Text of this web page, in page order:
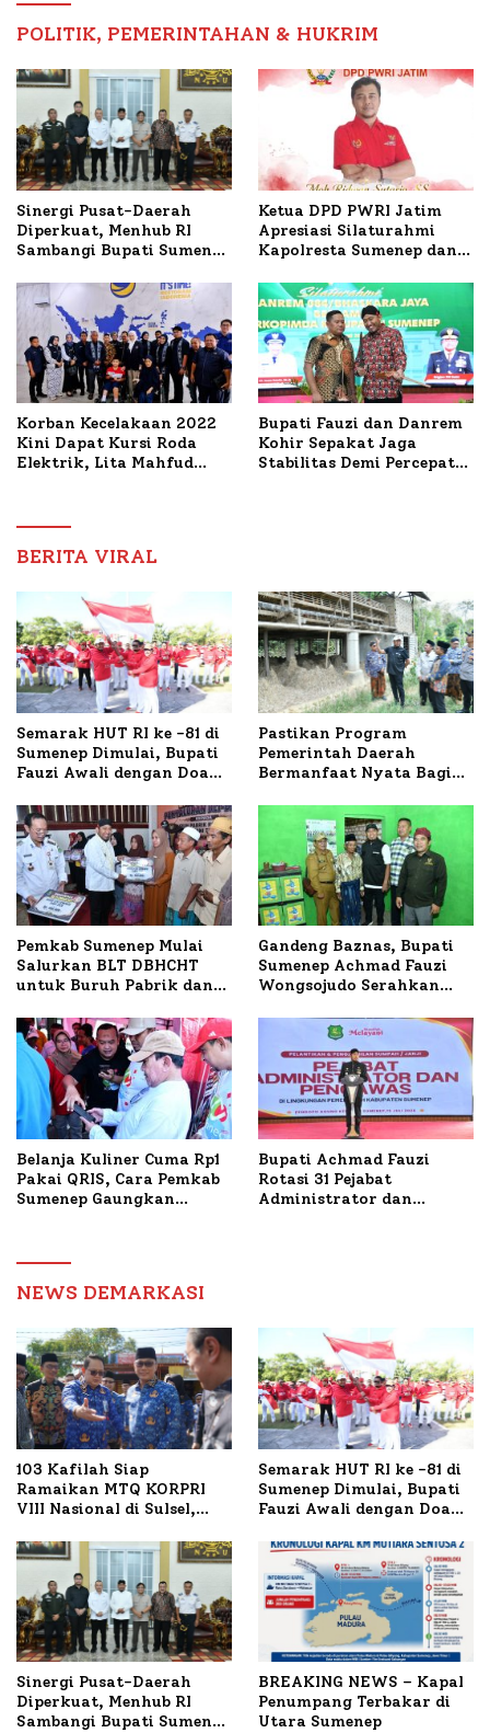
POLITIK, PEMERINTAHAN & HUKRIM
Sinergi Pusat-Daerah
Diperkuat, Menhub RI
Sambangi Bupati Sumenep
Mutiara Sentosa II
Ketua DPD PWRI Jatim
Apresiasi Silaturahmi
Kapolresta Sumenep dan
Ideal Polri-Pers
Korban Kecelakaan 2022
Kini Dapat Kursi Roda
Elektrik, Lita Mahfud
Nabil
Bupati Fauzi dan Danrem
Kohir Sepakat Jaga
Stabilitas Demi Percepat
BERITA VIRAL
Semarak HUT RI ke -81 di
Sumenep Dimulai, Bupati
Fauzi Awali dengan Doa
Terbakar
Pastikan Program
Pemerintah Daerah
Bermanfaat Nyata Bagi
Sumenep Tinjau Langsung
Budidaya Lele dan Ayam
Petelur di Desa Bataal
Timur
Pemkab Sumenep Mulai
Salurkan BLT DBHCHT
untuk Buruh Pabrik dan
Gandeng Baznas, Bupati
Sumenep Achmad Fauzi
Wongsojudo Serahkan
Dua Kecamatan
Belanja Kuliner Cuma Rp1
Pakai QRIS, Cara Pemkab
Sumenep Gaungkan
Bupati Achmad Fauzi
Rotasi 31 Pejabat
Administrator dan
NEWS DEMARKASI
103 Kafilah Siap
Ramaikan MTQ KORPRI
VIII Nasional di Sulsel,
Semarak HUT RI ke -81 di
Sumenep Dimulai, Bupati
Fauzi Awali dengan Doa
Terbakar
Sinergi Pusat-Daerah
Diperkuat, Menhub RI
Sambangi Bupati Sumenep
BREAKING NEWS – Kapal
Penumpang Terbakar di
Utara Sumenep